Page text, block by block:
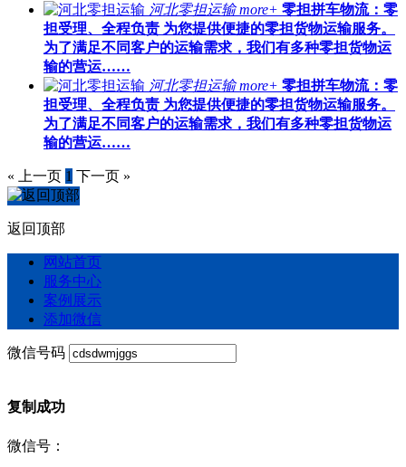
河北零担运输more+ 零担拼车物流：零
担受理、全程负责 为您提供便捷的零担货物运输服务。
为了满足不同客户的运输需求，我们有多种零担货物运
输的营运……
河北零担运输more+ 零担拼车物流：零
担受理、全程负责 为您提供便捷的零担货物运输服务。
为了满足不同客户的运输需求，我们有多种零担货物运
输的营运……
« 上一页 1 下一页 »
返回顶部
网站首页
服务中心
案例展示
添加微信
微信号码
复制成功
微信号：